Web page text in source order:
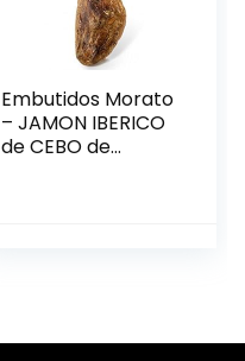
Embutidos Morato
– JAMON IBERICO
de CEBO de